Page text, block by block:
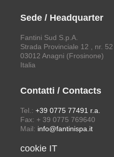
Sede / Headquarter
Fantini Sud S.p.A.
Strada Provinciale 12 , nr. 52
03012 Anagni (Frosinone)
Italia
Contatti / Contacts
Tel.: +39 0775 77491 r.a.
Fax: + 39 0775 769640
Mail: info@fantinispa.it
cookie IT